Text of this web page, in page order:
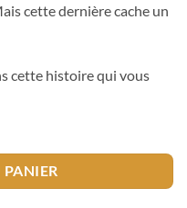
cette dernière cache un
cette histoire qui vous